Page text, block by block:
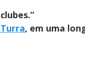
, em uma